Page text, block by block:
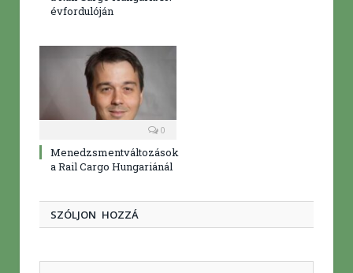
évfordulóján
0
Menedzsmentváltozások
a Rail Cargo Hungariánál
SZÓLJON HOZZÁ